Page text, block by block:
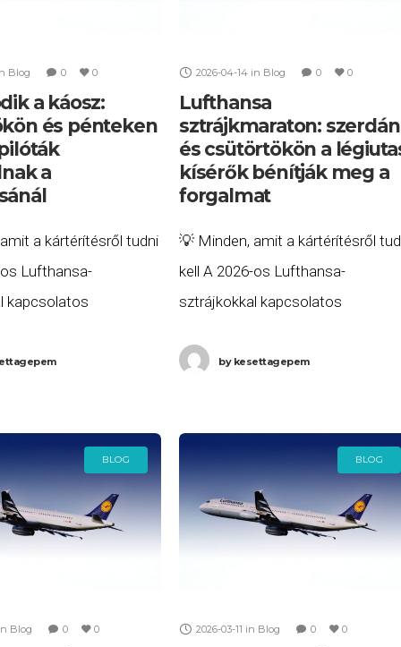
Blog 0 0
a káosz:
és pénteken
a
a kártérítésről tudni
Lufthansa-
kapcsolatos
itt
utasjogokhoz Soha
2026-04-14 in Blog 0 0
Lufthansa
sztrájkmaraton: szerdán
és csütörtökön a
kísérők bénítják meg a
forgalmat
💡 Minden, amit a kártérítésről
kell A 2026-os Lufthansa-
sztrájkokkal kapcsolatos
kiterjedő útmutatónkat itt
útmutató az utasjogokhoz Alig
fejeződik
bykesettagepem
BLOG
Blog 0 0
BLOG
2026-03-11 in Blog 0 0